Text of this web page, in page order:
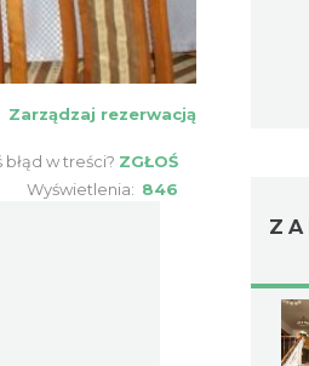
Zarządzaj rezerwacją
błąd w treści? ZGŁOŚ
Wyświetlenia: 846